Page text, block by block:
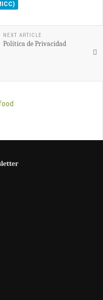
NEXT ARTICLE
Política de Privacidad